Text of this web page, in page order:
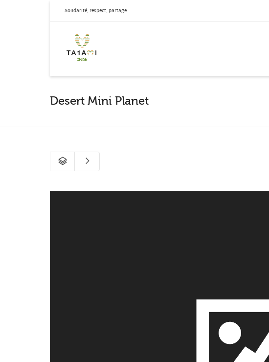
Solidarité, respect, partage
Desert Mini Planet